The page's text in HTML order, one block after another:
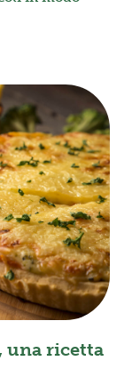
una ricetta